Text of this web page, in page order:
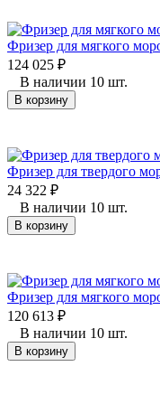
Фризер для мягкого
124 025 ₽
В наличии 10 шт.
В корзину
Фризер для твердого
24 322 ₽
В наличии 10 шт.
В корзину
Фризер для мягкого
120 613 ₽
В наличии 10 шт.
В корзину